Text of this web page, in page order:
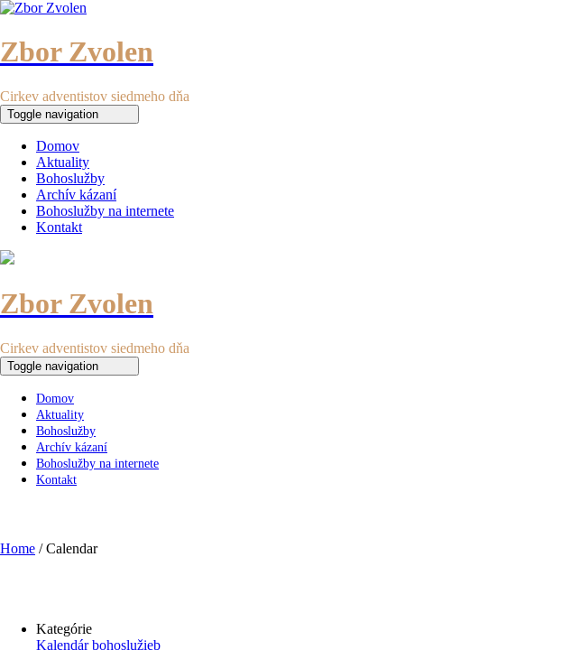
Zbor Zvolen
Cirkev adventistov siedmeho dňa
Toggle navigation
Domov
Aktuality
Bohoslužby
Archív kázaní
Bohoslužby na internete
Kontakt
Zbor Zvolen
Cirkev adventistov siedmeho dňa
Toggle navigation
Domov
Aktuality
Bohoslužby
Archív kázaní
Bohoslužby na internete
Kontakt
Home / Calendar
Kategórie
Kalendár bohoslužieb